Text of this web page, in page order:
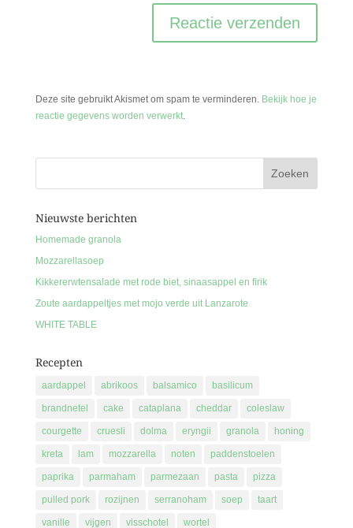
Deze site gebruikt Akismet om spam te verminderen. Bekijk hoe je
reactie gegevens worden verwerkt.
Nieuwste berichten
Homemade granola
Mozzarellasoep
Kikkererwtensalade met rode biet, sinaasappel en firik
Zoute aardappeltjes met mojo verde uit Lanzarote
WHITE TABLE
Recepten
aardappel abrikoos balsamico basilicum
brandnetel cake cataplana cheddar coleslaw
courgette cruesli dolma eryngii granola honing
kreta lam mozzarella noten paddenstoelen
paprika parmaham parmezaan pasta pizza
pulled pork rozijnen serranoham soep taart
vanille vijgen visschotel wortel